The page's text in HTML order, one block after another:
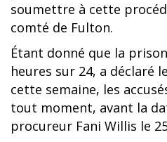
soumettre à cette
comté de Fulton.
Étant donné que la
heures sur 24, a déclaré
cette semaine, les
tout moment, avant la
procureur Fani Willis le